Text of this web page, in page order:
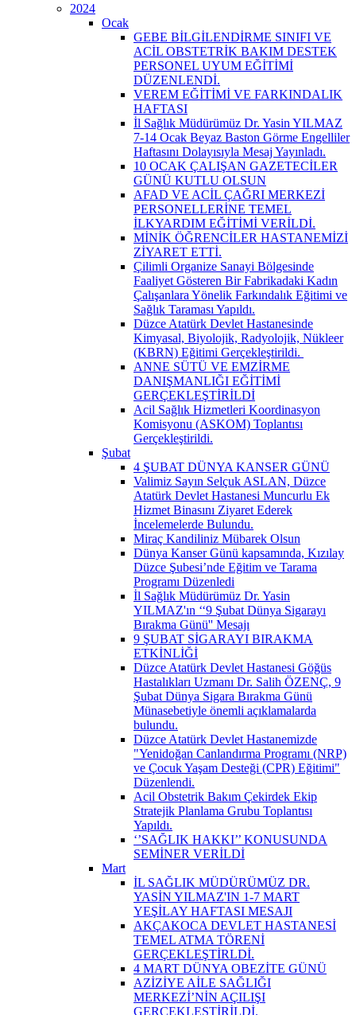
2024
Ocak
GEBE BİLGİLENDİRME SINIFI VE
ACİL OBSTETRİK BAKIM DESTEK
PERSONEL UYUM EĞİTİMİ
DÜZENLENDİ.
VEREM EĞİTİMİ VE FARKINDALIK
HAFTASI
İl Sağlık Müdürümüz Dr. Yasin YILMAZ
7-14 Ocak Beyaz Baston Görme Engelliler
Haftasını Dolayısıyla Mesaj Yayınladı.
10 OCAK ÇALIŞAN GAZETECİLER
GÜNÜ KUTLU OLSUN
AFAD VE ACİL ÇAĞRI MERKEZİ
PERSONELLERİNE TEMEL
İLKYARDIM EĞİTİMİ VERİLDİ.
MİNİK ÖĞRENCİLER HASTANEMİZİ
ZİYARET ETTİ.
Çilimli Organize Sanayi Bölgesinde
Faaliyet Gösteren Bir Fabrikadaki Kadın
Çalışanlara Yönelik Farkındalık Eğitimi ve
Sağlık Taraması Yapıldı.
Düzce Atatürk Devlet Hastanesinde
Kimyasal, Biyolojik, Radyolojik, Nükleer
(KBRN) Eğitimi Gerçekleştirildi. ​
ANNE SÜTÜ VE EMZİRME
DANIŞMANLIĞI EĞİTİMİ
GERÇEKLEŞTİRİLDİ
Acil Sağlık Hizmetleri Koordinasyon
Komisyonu (ASKOM) Toplantısı
Gerçekleştirildi.
Şubat
4 ŞUBAT DÜNYA KANSER GÜNÜ
Valimiz Sayın Selçuk ASLAN, Düzce
Atatürk Devlet Hastanesi Muncurlu Ek
Hizmet Binasını Ziyaret Ederek
İncelemelerde Bulundu.
Miraç Kandiliniz Mübarek Olsun
Dünya Kanser Günü kapsamında, Kızılay
Düzce Şubesi’nde Eğitim ve Tarama
Programı Düzenledi
İl Sağlık Müdürümüz Dr. Yasin
YILMAZ'ın ‘‘9 Şubat Dünya Sigarayı
Bırakma Günü'' Mesajı
9 ŞUBAT SİGARAYI BIRAKMA
ETKİNLİĞİ
Düzce Atatürk Devlet Hastanesi Göğüs
Hastalıkları Uzmanı Dr. Salih ÖZENÇ, 9
Şubat Dünya Sigara Bırakma Günü
Münasebetiyle önemli açıklamalarda
bulundu.
Düzce Atatürk Devlet Hastanemizde
"Yenidoğan Canlandırma Programı (NRP)
ve Çocuk Yaşam Desteği (CPR) Eğitimi"
Düzenlendi.
Acil Obstetrik Bakım Çekirdek Ekip
Stratejik Planlama Grubu Toplantısı
Yapıldı.
‘’SAĞLIK HAKKI’’ KONUSUNDA
SEMİNER VERİLDİ
Mart
İL SAĞLIK MÜDÜRÜMÜZ DR.
YASİN YILMAZ'IN 1-7 MART
YEŞİLAY HAFTASI MESAJI
AKÇAKOCA DEVLET HASTANESİ
TEMEL ATMA TÖRENİ
GERÇEKLEŞTİRLDİ.
4 MART DÜNYA OBEZİTE GÜNÜ
AZİZİYE AİLE SAĞLIĞI
MERKEZİ’NİN AÇILIŞI
GERÇEKLEŞTİRİLDİ.